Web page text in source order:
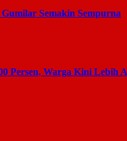
Semakin Sempurna
Persen, Warga Kini Lebih